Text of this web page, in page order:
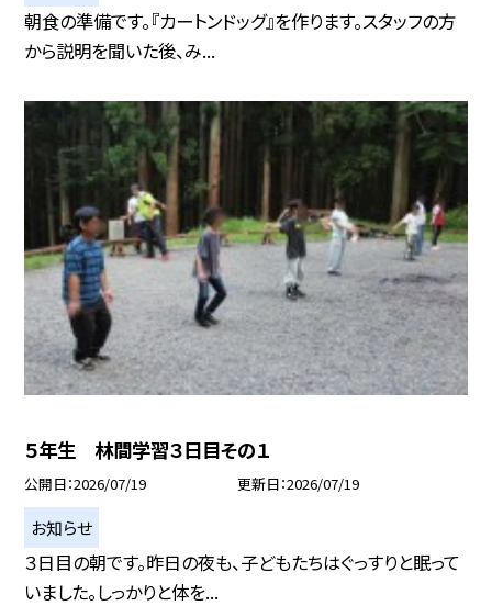
朝食の準備です。『カートンドッグ』を作ります。スタッフの方
から説明を聞いた後、み...
５年生 林間学習３日目その１
公開日 2026/07/19 更新日 2026/07/19
お知らせ
３日目の朝です。昨日の夜も、子どもたちはぐっすりと眠って
いました。しっかりと体を...